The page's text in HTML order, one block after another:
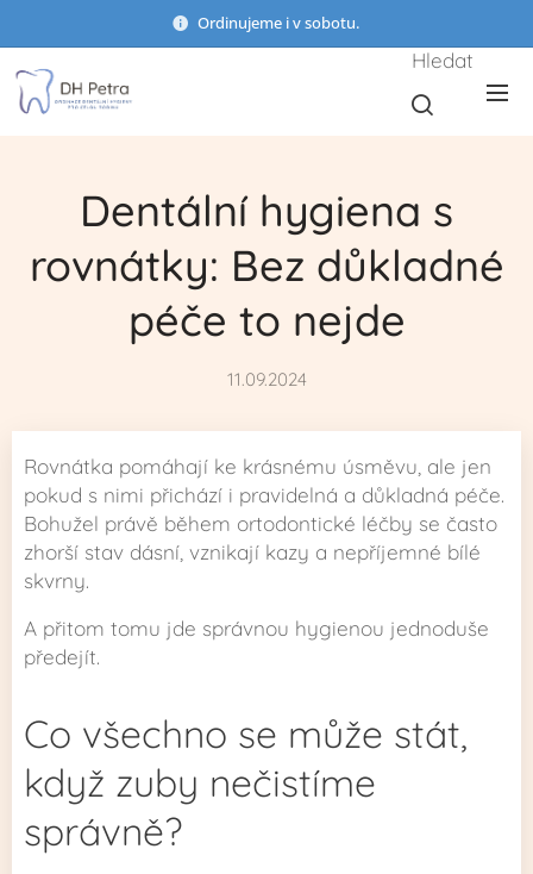
Ordinujeme i v sobotu.
Hledat
Dentální hygiena s
rovnátky: Bez důkladné
péče to nejde
11.09.2024
Rovnátka pomáhají ke krásnému úsměvu, ale jen
pokud s nimi přichází i pravidelná a důkladná péče.
Bohužel právě během ortodontické léčby se často
zhorší stav dásní, vznikají kazy a nepříjemné bílé
skvrny.
A přitom tomu jde správnou hygienou jednoduše
předejít.
Co všechno se může stát,
když zuby nečistíme
správně?